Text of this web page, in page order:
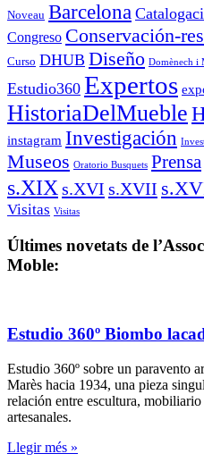
Noveau Barcelona
Congreso Conservación-
Curso DHUB Diseño Domènech i
Estudio360 Expertos
HistoriaDelMueble
instagram Investigación
Museos Oratorio Busquets Prensa
s.XIX s.XVI s.XVII
Visitas Visitas
Últimes novetats de
Moble:
Estudio 360º Biombo
Estudio 360º sobre un paravento
Marès hacia 1934, una pieza
relación entre escultura,
artesanales.
Llegir més »